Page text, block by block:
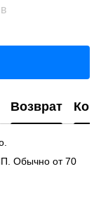
Возврат
Обычно от 70